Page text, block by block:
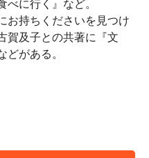
べに行く』など。
お持ちくださいを見つけ
賀及子との共著に『文
がある。